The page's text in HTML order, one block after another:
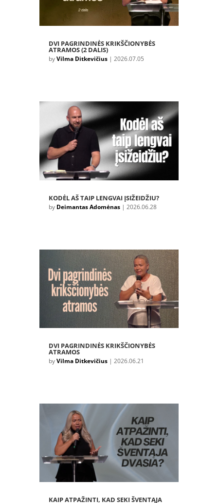
DVI PAGRINDINĖS KRIKŠČIONYBĖS
ATRAMOS (2 DALIS)
byVilma Ditkevičius| 2026.07.05
KODĖL AŠ TAIP LENGVAI ĮSIŽEIDŽIU?
by Deimantas Adomėnas| 2026.06.28
DVI PAGRINDINĖS KRIKŠČIONYBĖS
ATRAMOS
byVilma Ditkevičius| 2026.06.21
KAIP ATPAŽINTI, KAD SEKI ŠVENTĄJA